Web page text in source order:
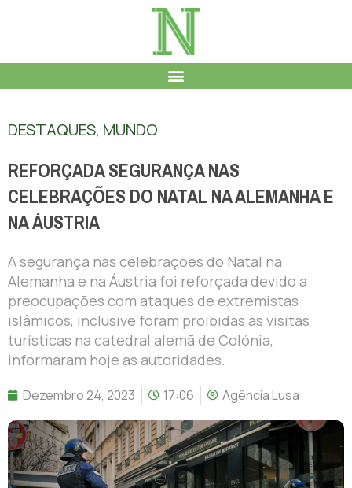
DESTAQUES, MUNDO
REFORÇADA SEGURANÇA NAS
CELEBRAÇÕES DO NATAL NA ALEMANHA E
NA ÁUSTRIA
A segurança nas celebrações do Natal na
Alemanha e na Áustria foi reforçada devido a
preocupações com ataques de extremistas
islâmicos, inclusive foram proibidas as visitas
turísticas na catedral alemã de Colónia,
informaram hoje as autoridades.
Dezembro 24, 2023 17:06 Agência Lusa